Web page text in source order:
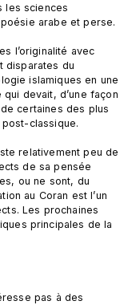
les sciences
arabe et perse.
l’originalité avec
disparates du
islamiques en une
devait, d’une façon
certaines des plus
classique.
relativement peu de
de sa pensée
ou ne sont, du
au Coran est l’un
Les prochaines
principales de la
pas à des